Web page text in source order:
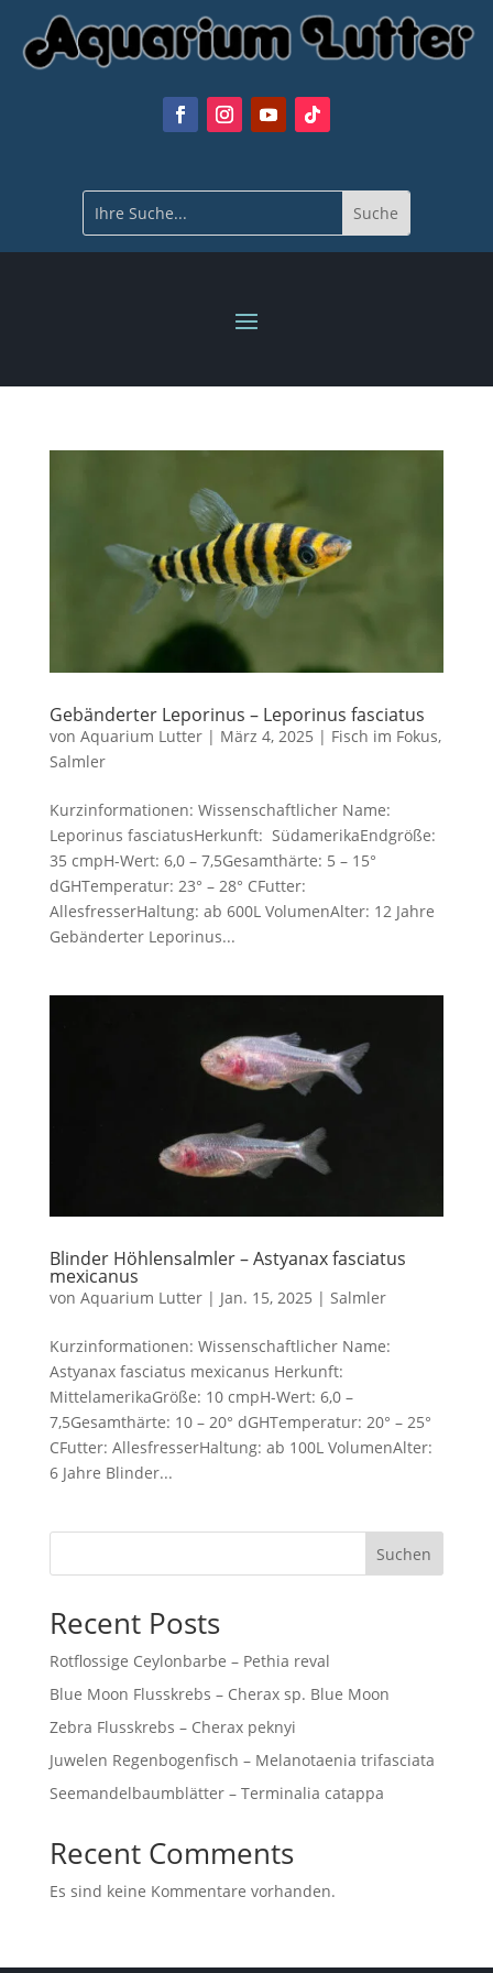
Gebänderter Leporinus – Leporinus fasciatus
von Aquarium Lutter| März 4, 2025 | Fisch im Fokus,
Salmler
Kurzinformationen: Wissenschaftlicher Name:
Leporinus fasciatusHerkunft: SüdamerikaEndgröße:
35 cmpH-Wert: 6,0 – 7,5Gesamthärte: 5 – 15°
dGHTemperatur: 23° – 28° CFutter:
AllesfresserHaltung: ab 600L VolumenAlter: 12 Jahre
Gebänderter Leporinus...
Blinder Höhlensalmler – Astyanax fasciatus
mexicanus
von Aquarium Lutter| Jan. 15, 2025 | Salmler
Kurzinformationen: Wissenschaftlicher Name:
Astyanax fasciatus mexicanus Herkunft:
MittelamerikaGröße: 10 cmpH-Wert: 6,0 –
7,5Gesamthärte: 10 – 20° dGHTemperatur: 20° – 25°
CFutter: AllesfresserHaltung: ab 100L VolumenAlter:
6 Jahre Blinder...
Suchen
Recent Posts
Rotflossige Ceylonbarbe – Pethia reval
Blue Moon Flusskrebs – Cherax sp. Blue Moon
Zebra Flusskrebs – Cherax peknyi
Juwelen Regenbogenfisch – Melanotaenia trifasciata
Seemandelbaumblätter – Terminalia catappa
Recent Comments
Es sind keine Kommentare vorhanden.